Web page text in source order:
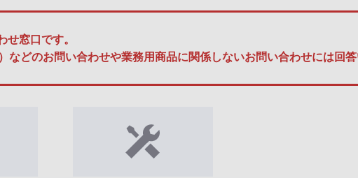
窓口です。
どのお問い合わせや業務用商品に関係しないお問い合わせには回答